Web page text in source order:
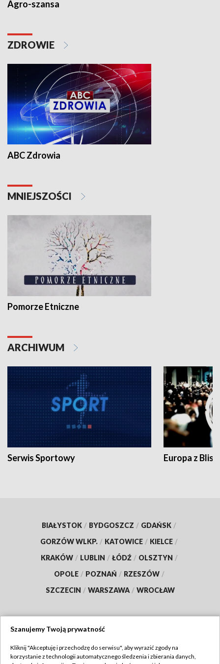
Agro-szansa
ZDROWIE
ABC Zdrowia
MNIEJSZOŚCI
Pomorze Etniczne
ARCHIWUM
Serwis Sportowy Europa z
BIAŁYSTOK / BYDGOSZCZ / GDAŃSK /
GORZÓW WLKP. / KATOWICE / KIELCE /
KRAKÓW / LUBLIN / ŁÓDŹ / OLSZTYN /
OPOLE / POZNAŃ / RZESZÓW /
SZCZECIN / WARSZAWA / WROCŁAW
TVP
Szanujemy Twoją prywatność
Kliknij "Akceptuję i przechodzę do serwisu", aby wyrazić zgody na
korzystanie z technologii automatycznego śledzenia i zbierania danych,